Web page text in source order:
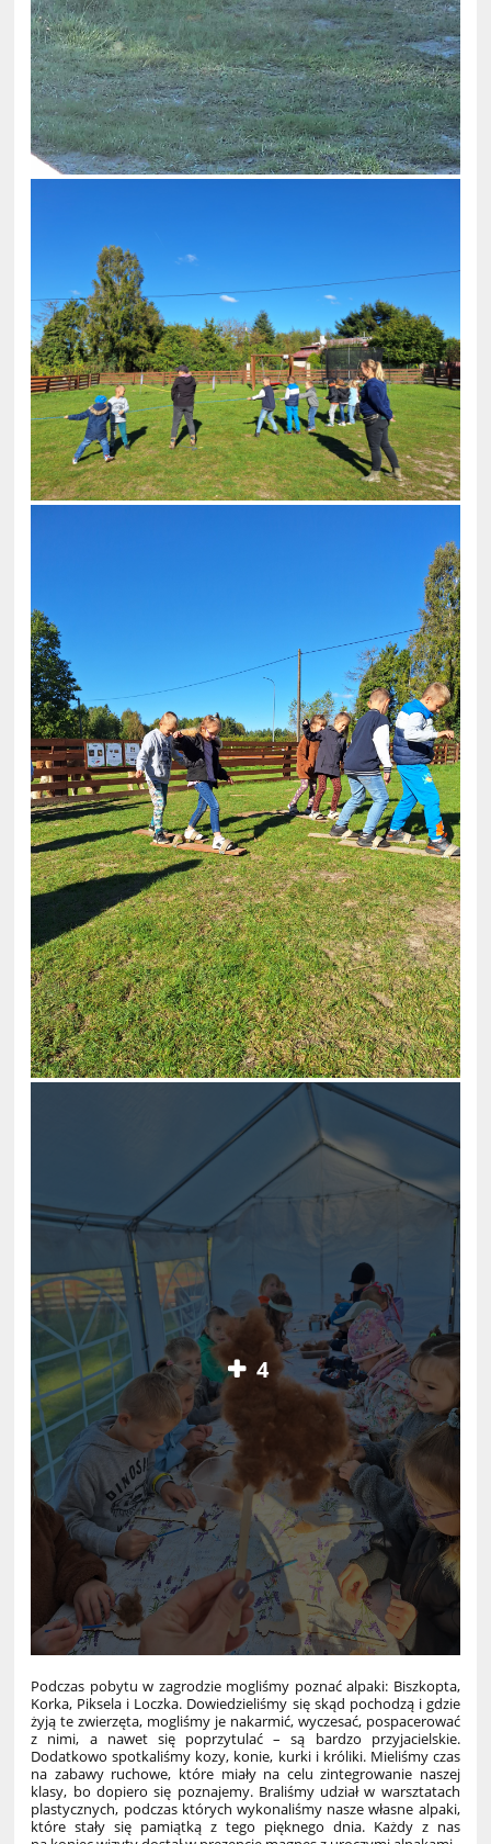
4
Podczas pobytu w zagrodzie mogliśmy poznać alpaki: Biszkopta,
Korka, Piksela i Loczka. Dowiedzieliśmy się skąd pochodzą i gdzie
żyją te zwierzęta, mogliśmy je nakarmić, wyczesać, pospacerować
z nimi, a nawet się poprzytulać – są bardzo przyjacielskie.
Dodatkowo spotkaliśmy kozy, konie, kurki i króliki. Mieliśmy czas
na zabawy ruchowe, które miały na celu zintegrowanie naszej
klasy, bo dopiero się poznajemy. Braliśmy udział w warsztatach
plastycznych, podczas których wykonaliśmy nasze własne alpaki,
które stały się pamiątką z tego pięknego dnia. Każdy z nas